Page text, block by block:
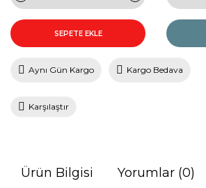
SEPETE EKLE
Aynı Gün Kargo Kargo Bedava
Karşılaştır
Ürün Bilgisi Yorumlar (0)